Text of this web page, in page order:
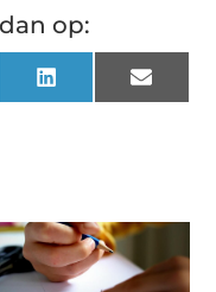
op:
LinkedIn Email